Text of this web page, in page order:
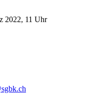
2022, 11 Uhr